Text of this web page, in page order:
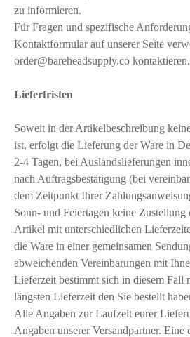
zu informieren.
Für Fragen und spezifische
Kontaktformular auf unserer Seite
order@bareheadsupply.co kontaktieren.
Lieferfristen
Soweit in der Artikelbeschreibung
ist, erfolgt die Lieferung der Ware in
2-4 Tagen, bei Auslandslieferungen
nach Auftragsbestätigung (bei
dem Zeitpunkt Ihrer
Sonn- und Feiertagen keine
Artikel mit unterschiedlichen
die Ware in einer gemeinsamen
abweichenden Vereinbarungen mit
Lieferzeit bestimmt sich in diesem Fall
längsten Lieferzeit den Sie bestellt
Alle Angaben zur Laufzeit eurer
Angaben unserer Versandpartner.